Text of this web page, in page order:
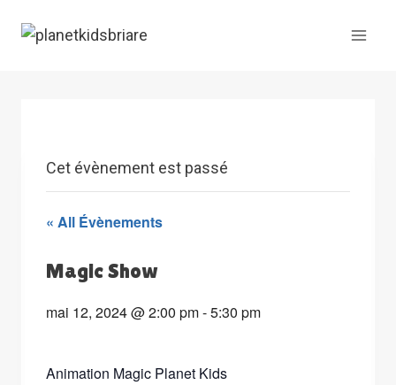
Cet évènement est passé
« All Évènements
Magic Show
mai 12, 2024 @ 2:00 pm-5:30 pm
Animation Magic Planet Kids